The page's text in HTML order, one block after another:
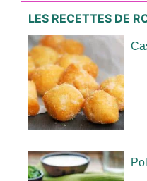
LES RECETTES DE